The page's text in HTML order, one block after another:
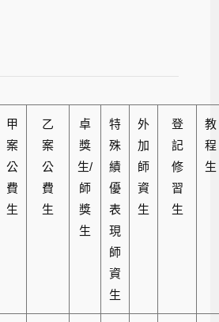
甲
案
公
費
生
乙
案
公
費
生
卓
獎
生/
師
獎
生
特
殊
績
優
表
現
師
資
生
外
加
師
資
生
登
記
修
習
生
教
程
生